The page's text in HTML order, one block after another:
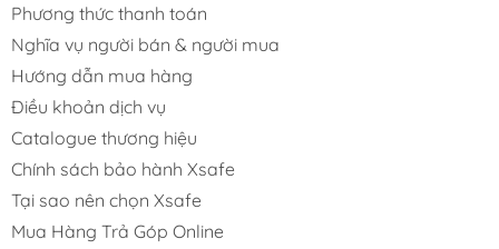
Phương thức thanh toán
Nghĩa vụ người bán & người mua
Hướng dẫn mua hàng
Điều khoản dịch vụ
Catalogue thương hiệu
Chính sách bảo hành Xsafe
Tại sao nên chọn Xsafe
Mua Hàng Trả Góp Online